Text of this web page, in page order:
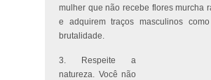
mulher que não recebe flores murcha
e adquirem traços masculinos
brutalidade.
3. Respeite a
natureza. Você não